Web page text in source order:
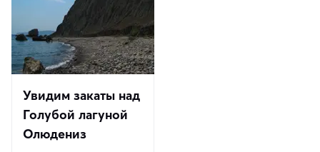
Увидим закаты над
Голубой лагуной
Олюдениз